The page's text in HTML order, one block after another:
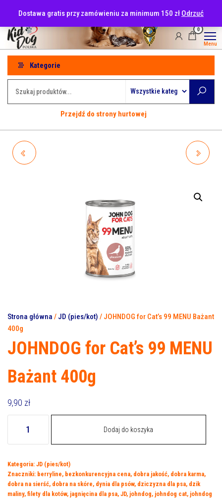
treści
Dostawa gratis przy zamówieniu za minimum 150 zł Odrzuć
0
Menu
Kategorie
Przejdź do strony hurtowej
Strona główna / JD (pies/kot) / JOHNDOG for Cat’s 99 MENU Bażant
400g
JOHNDOG for Cat’s 99 MENU
Bażant 400g
9,90 zł
JOHNDOG
for
99
MENU
Bażant
Dodaj do koszyka
Kategoria: JD (pies/kot)
Znaczniki: berryline, bezkonkurencyjna cena, dobra jakość, dobra karma,
dobra na sierść, dobra na skóre, dynia dla psów, dziczyzna dla psa, dzik
maliny, filety dla kotów, jagnięcina dla psa, JD, johndog, johndog cat, johndog